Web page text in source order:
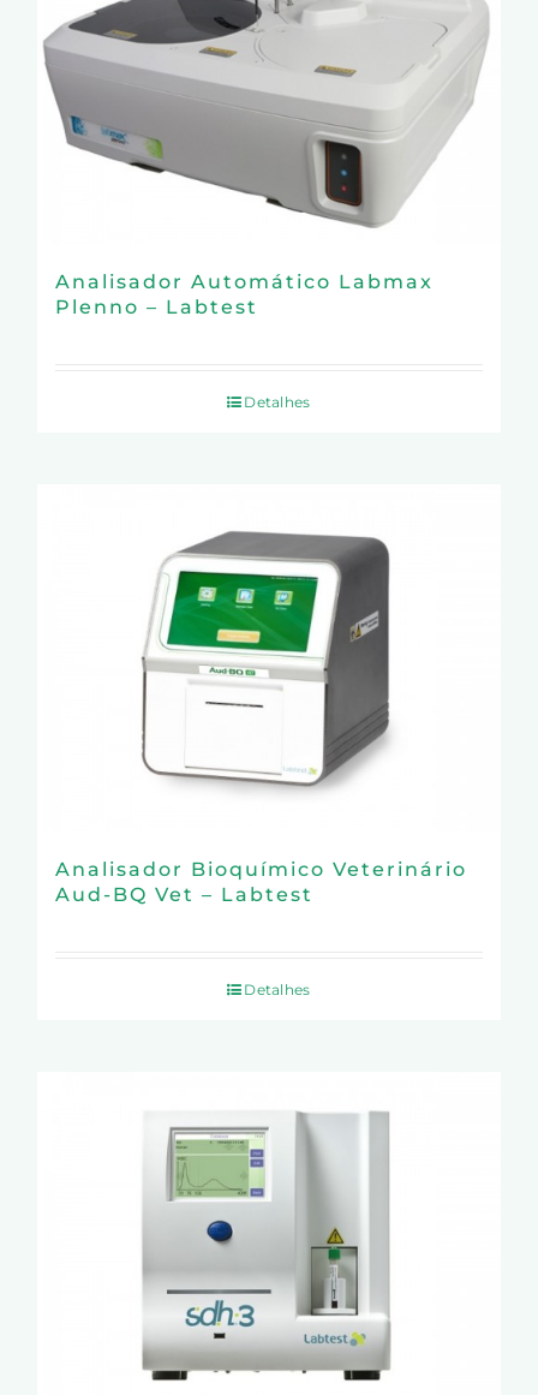
Analisador Automático Labmax
Plenno – Labtest
Detalhes
Analisador Bioquímico Veterinário
Aud-BQ Vet – Labtest
Detalhes